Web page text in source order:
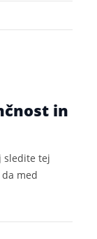
in
sledite tej
med